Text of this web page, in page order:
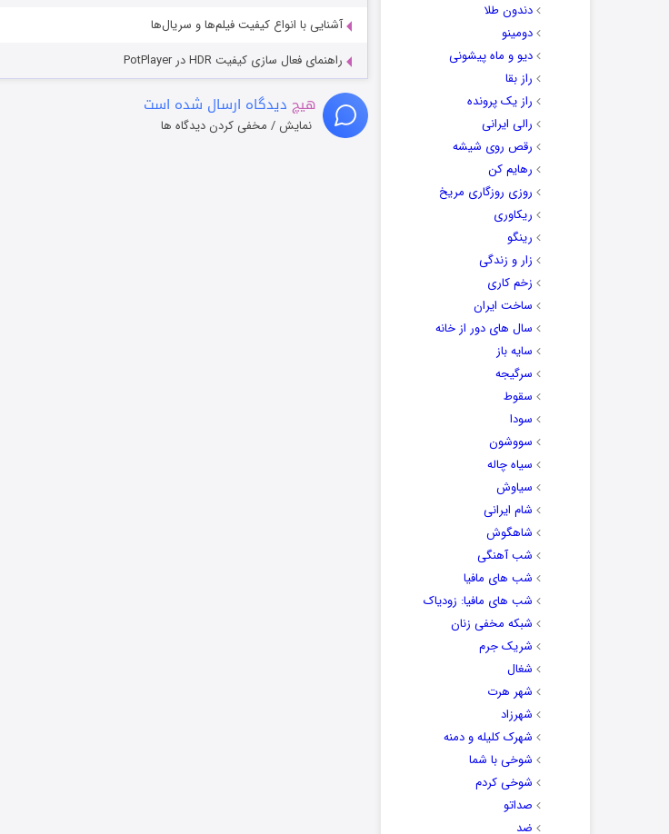
دندون طلا
دومینو
دیو و ماه پیشونی
راز بقا
راز یک پرونده
رالی ایرانی
رقص روی شیشه
رهایم کن
روزی روزگاری مریخ
ریکاوری
رینگو
زار و زندگی
زخم کاری
ساخت ایران
سال های دور از خانه
سایه باز
سرگیجه
سقوط
سودا
سووشون
سیاه چاله
سیاوش
شام ایرانی
شاهگوش
شب آهنگی
شب های مافیا
شب های مافیا: زودیاک
شبکه مخفی زنان
شریک جرم
شغال
شهر هرت
شهرزاد
شهرک کلیله و دمنه
شوخی با شما
شوخی کردم
صداتو
ضد
آشنایی با انواع کیفیت فیلم‌ها و سریال‌ها
راهنمای فعال سازی کیفیت HDR در PotPlayer
هیچ دیدگاه ارسال شده است
نمایش / مخفی کردن دیدگاه ها